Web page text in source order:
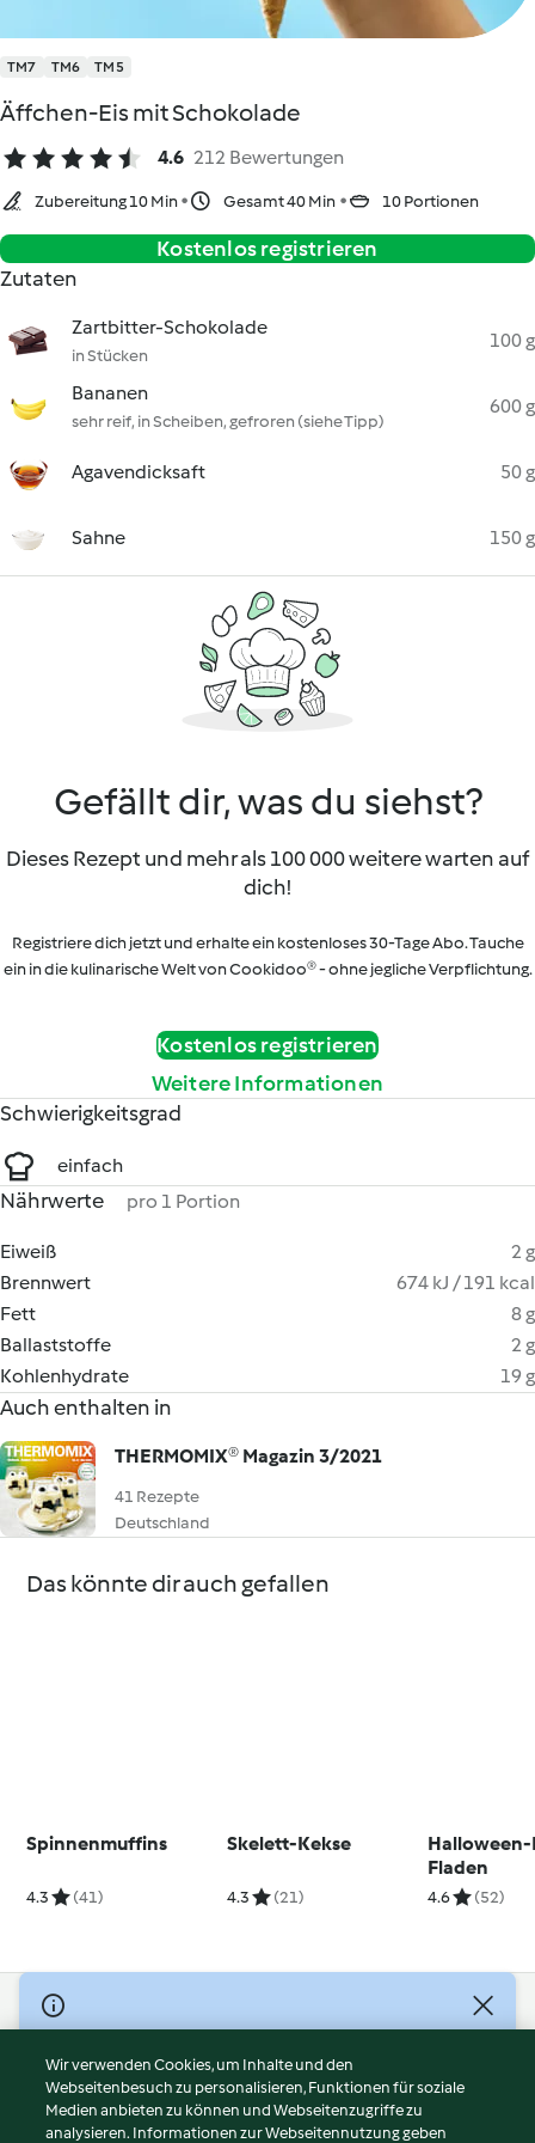
TM7 TM6 TM5
Äffchen-Eis mit Schokolade
4.6 212 Bewertungen
Zubereitung 10 Min Gesamt 40 Min 10 Portionen
Kostenlos registrieren
Zutaten
Zartbitter-Schokolade
in Stücken
100 g
Bananen
sehr reif, in Scheiben, gefroren (siehe Tipp)
600 g
Agavendicksaft 50 g
Sahne 150 g
Gefällt dir, was du siehst?
Dieses Rezept und mehr als 100 000 weitere warten auf
dich!
Registriere dich jetzt und erhalte ein kostenloses 30-Tage Abo. Tauche
ein in die kulinarische Welt von Cookidoo® - ohne jegliche Verpflichtung.
Kostenlos registrieren
Weitere Informationen
Schwierigkeitsgrad
einfach
Nährwerte pro 1 Portion
Eiweiß
2 g
Brennwert
674 kJ / 191 kcal
Fett
8 g
Ballaststoffe
2 g
Kohlenhydrate
19 g
Auch enthalten in
THERMOMIX® Magazin 3/2021
41 Rezepte
Deutschland
Das könnte dir auch gefallen
Spinnenmuffins
4.3 (41)
Skelett-Kekse
4.3 (21)
Fladen
4.6 (52)
© Copyright 2026
Nutzungsbedingungen
Datenschutzrichtlinien
Disclaimer
Wir verwenden Cookies, um Inhalte und den
Webseitenbesuch zu personalisieren, Funktionen für soziale
Medien anbieten zu können und Webseitenzugriffe zu
analysieren. Informationen zur Webseitennutzung geben